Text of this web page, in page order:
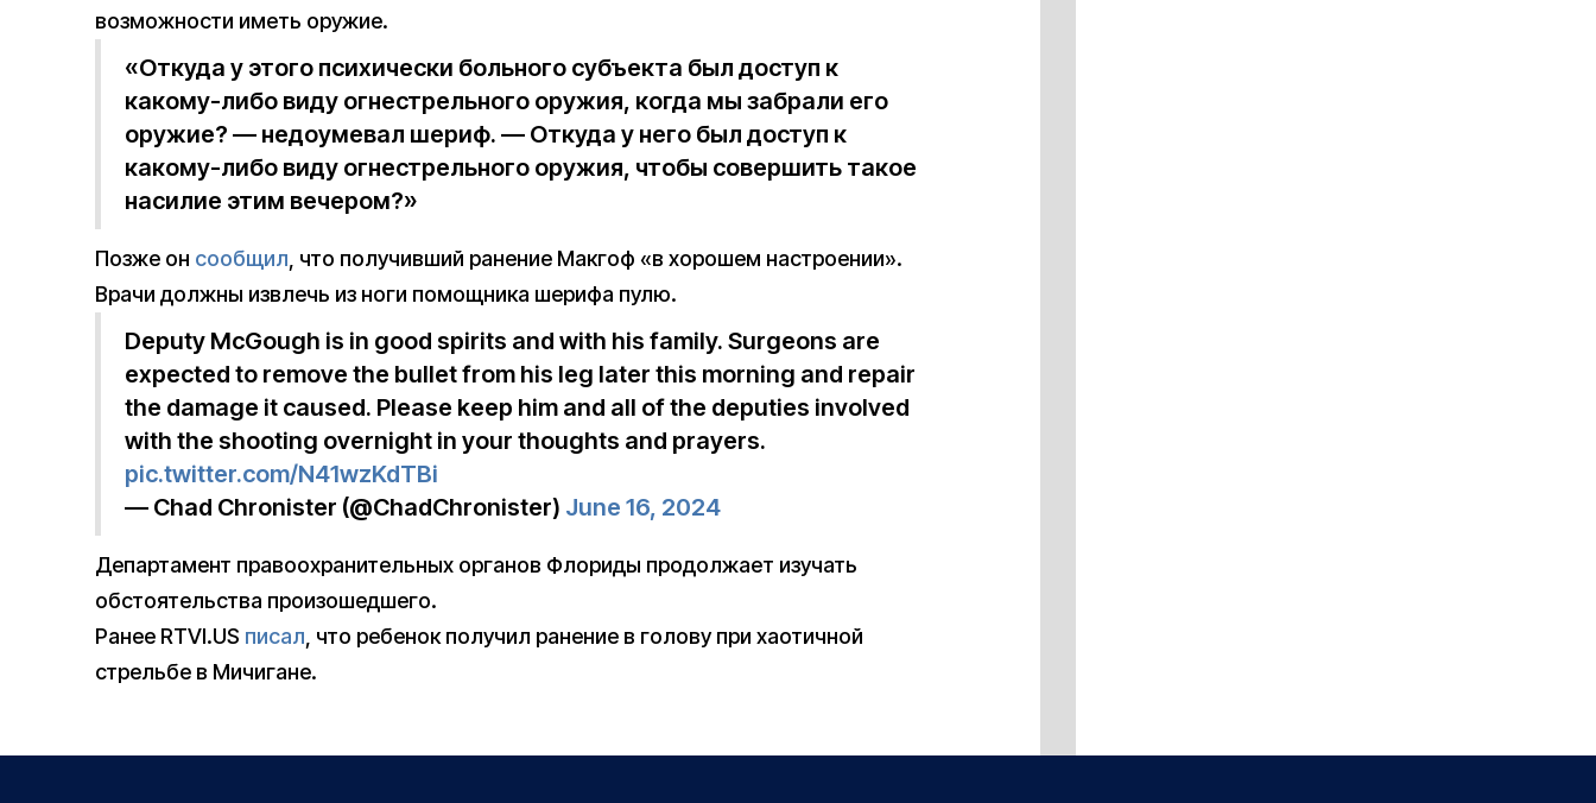
возможности иметь оружие.
«Откуда у этого психически больного субъекта был доступ к
какому-либо виду огнестрельного оружия, когда мы забрали его
оружие? — недоумевал шериф. — Откуда у него был доступ к
какому-либо виду огнестрельного оружия, чтобы совершить такое
насилие этим вечером?»
Позже он сообщил, что получивший ранение Макгоф «в хорошем настроении».
Врачи должны извлечь из ноги помощника шерифа пулю.
Deputy McGough is in good spirits and with his family. Surgeons are
expected to remove the bullet from his leg later this morning and repair
the damage it caused. Please keep him and all of the deputies involved
with the shooting overnight in your thoughts and prayers.
pic.twitter.com/N41wzKdTBi
— Chad Chronister (@ChadChronister) June 16, 2024
Департамент правоохранительных органов Флориды продолжает изучать
обстоятельства произошедшего.
Ранее RTVI.US писал, что ребенок получил ранение в голову при хаотичной
стрельбе в Мичигане.